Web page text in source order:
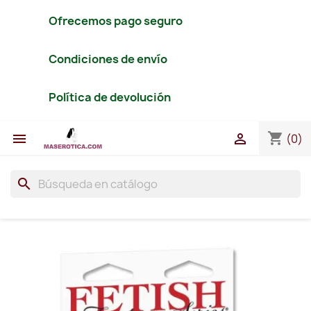
Ofrecemos pago seguro
Condiciones de envío
Política de devolución
 shopping_cart (0)

search